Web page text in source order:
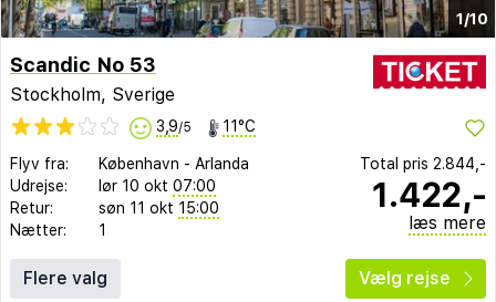
1/10
Scandic No 53
Stockholm, Sverige
3,9/5 11°C
Flyv fra: København - Arlanda
Udrejse:
lør 10 okt 07:00
Retur:
søn 11 okt 15:00
Nætter:
1
Total pris 2.844,-
1.422,-
læs mere
Flere valg Vælg rejse